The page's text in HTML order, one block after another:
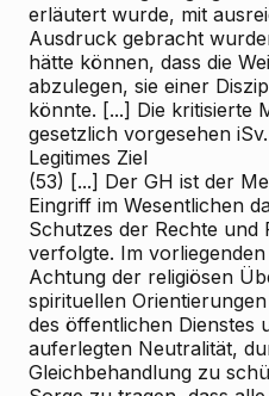
erläutert wurde, mit
Ausdruck gebracht
hätte können, dass die
abzulegen, sie einer
könnte. [...] Die kritisierte
gesetzlich vorgesehen
Legitimes Ziel
(53) [...] Der GH ist der
Eingriff im Wesentlichen
Schutzes der Rechte und
verfolgte. Im
Achtung der religiösen
spirituellen
des öffentlichen Dienstes
auferlegten Neutralität,
Gleichbehandlung zu